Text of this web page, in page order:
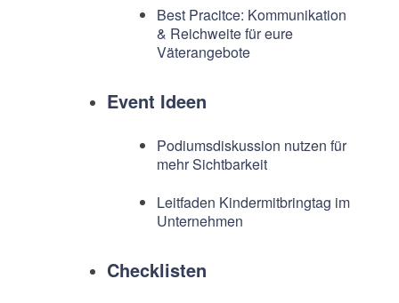
Best Pracitce: Kommunikation
& Reichweite für eure
Väterangebote
Event Ideen
Podiumsdiskussion nutzen für
mehr Sichtbarkeit
Leitfaden Kindermitbringtag im
Unternehmen
Checklisten